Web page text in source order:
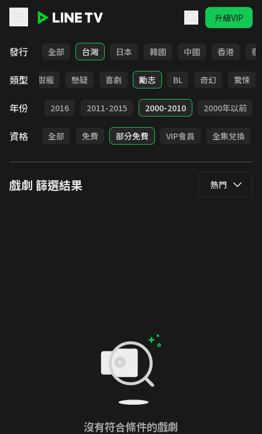
升級VIP
發行 全部 台灣 日本 韓國 中國 香港 泰
類型
改編 甜寵 懸疑 喜劇 勵志 BL 奇幻 驚悚
年份
2017 2016 2011-2015 2000-2010 2000年以前
資格 全部 免費 部分免費 VIP會員 全集兌換
戲劇 篩選結果 熱門
沒有符合條件的戲劇